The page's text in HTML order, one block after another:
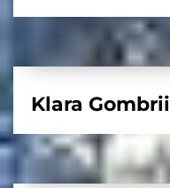
Klara Gombrii